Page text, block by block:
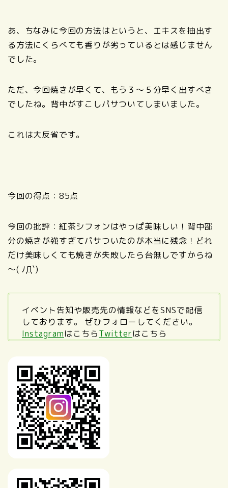
あ、ちなみに今回の方法はというと、エキスを抽出す
る方法にくらべても香りが劣っているとは感じません
でした。
ただ、今回焼きが早くて、もう３～５分早く出すべき
でしたね。背中がすこしパサついてしまいました。
これは大反省です。
今回の得点：85点
今回の批評：紅茶シフォンはやっぱ美味しい！背中部
分の焼きが強すぎてパサついたのが本当に残念！どれ
だけ美味しくても焼きが失敗したら台無しですからね
～( ﾉД`)
イベント告知や販売先の情報などをSNSで配信
しております。 ぜひフォローしてください。
InstagramはこちらTwitterはこちら